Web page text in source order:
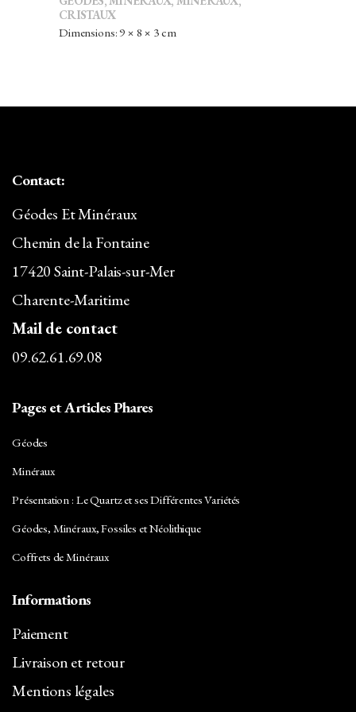
CRISTAUX
Dimensions: 9 × 8 × 3 cm
Contact:
Géodes Et Minéraux
Chemin de la Fontaine
17420 Saint-Palais-sur-Mer
Charente-Maritime
Mail de contact
09.62.61.69.08
Pages et Articles Phares
Géodes
Minéraux
Présentation : Le Quartz et ses Différentes Variétés
Géodes, Minéraux, Fossiles et Néolithique
Coffrets de Minéraux
Informations
Paiement
Livraison et retour
Mentions légales